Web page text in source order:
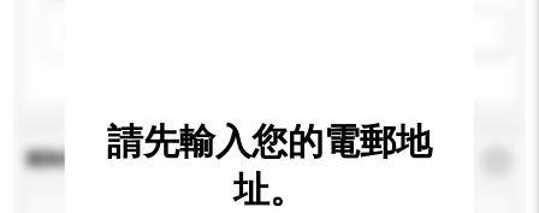
查詢內容 *必須填寫
請先輸入您的電郵地
址。